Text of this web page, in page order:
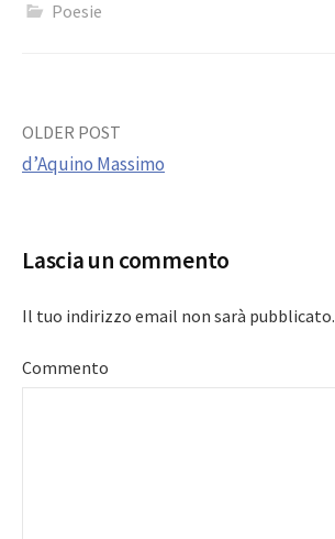
Poesie
Post
OLDER POST
d’Aquino Massimo
Lascia un commento
Il tuo indirizzo email non sarà pubblicato.
Commento